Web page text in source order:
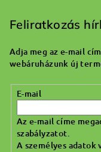
Feliratkozás
Adja meg az e-mail
webáruházunk új
E-mail
Az e-mail címe
szabályzatot.
A személyes